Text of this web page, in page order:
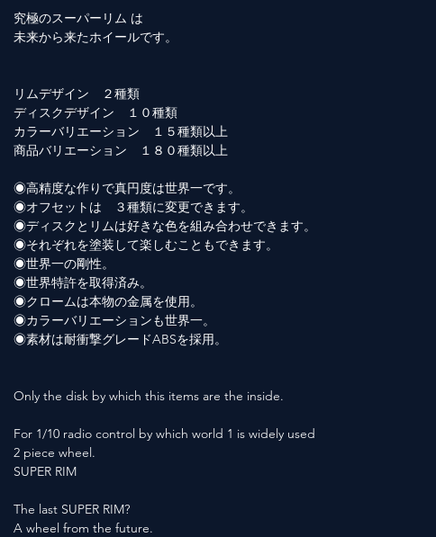
究極のスーパーリム は
未来から来たホイールです。
リムデザイン ２種類
ディスクデザイン １０種類
カラーバリエーション １５種類以上
商品バリエーション １８０種類以上
◉高精度な作りで真円度は世界一です。
◉オフセットは ３種類に変更できます。
◉ディスクとリムは好きな色を組み合わせできます。
◉それぞれを塗装して楽しむこともできます。
◉世界一の剛性。
◉世界特許を取得済み。
◉クロームは本物の金属を使用。
◉カラーバリエーションも世界一。
◉素材は耐衝撃グレードABSを採用。
Only the disk by which this items are the inside.
For 1/10 radio control by which world 1 is widely used
2 piece wheel.
SUPER RIM
The last SUPER RIM?
A wheel from the future.